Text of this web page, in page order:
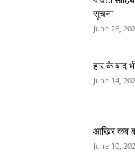
सूचना
June 26,
हार के बाद
June 14,
आखिर कब
June 10,